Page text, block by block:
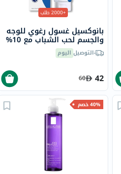
+2000 طلب
بانوكسيل غسول رغوي للوجه
والجسم لحب الشباب مع 10%
بيروكسيد البنزويل 156 جرام
التوصيل اليوم
42
60
40% خصم